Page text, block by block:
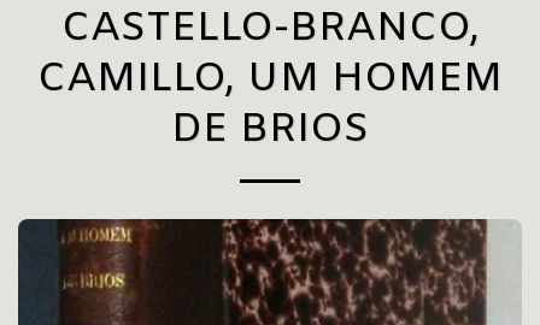
CASTELLO-BRANCO,
CAMILLO, UM HOMEM
DE BRIOS